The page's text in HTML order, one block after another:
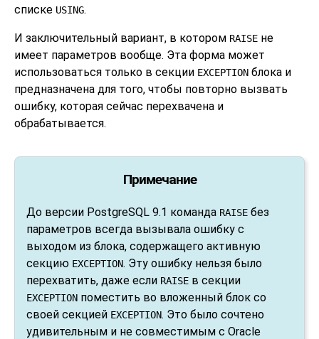
списке USING.
И заключительный вариант, в котором RAISE не
имеет параметров вообще. Эта форма может
использоваться только в секции EXCEPTION блока и
предназначена для того, чтобы повторно вызвать
ошибку, которая сейчас перехвачена и
обрабатывается.
Примечание
До версии PostgreSQL 9.1 команда RAISE без
параметров всегда вызывала ошибку с
выходом из блока, содержащего активную
секцию EXCEPTION. Эту ошибку нельзя было
перехватить, даже если RAISE в секции
EXCEPTION поместить во вложенный блок со
своей секцией EXCEPTION. Это было сочтено
удивительным и не совместимым с Oracle